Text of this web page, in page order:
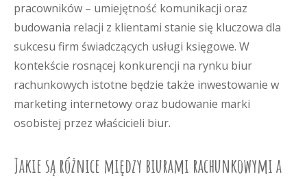
pracowników – umiejętność komunikacji oraz
budowania relacji z klientami stanie się kluczowa dla
sukcesu firm świadczących usługi księgowe. W
kontekście rosnącej konkurencji na rynku biur
rachunkowych istotne będzie także inwestowanie w
marketing internetowy oraz budowanie marki
osobistej przez właścicieli biur.
Jakie są różnice między biurami rachunkowymi a